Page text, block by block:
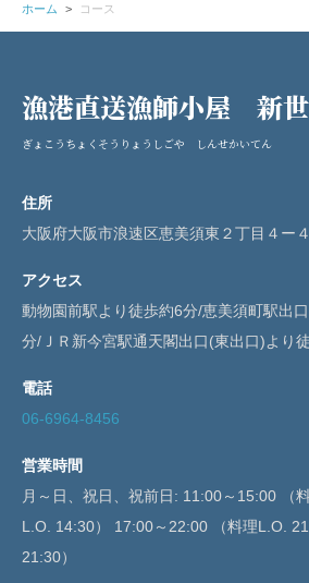
ホーム コース
漁港直送漁師小屋 新
ぎょこうちょくそうりょうしごや しんせかいてん
住所
大阪府大阪市浪速区恵美須東２丁目４ー４
アクセス
動物園前駅より徒歩約6分/恵美須町駅出
分/ＪＲ新今宮駅通天閣出口(東出口)より
電話
06-6964-8456
営業時間
月～日、祝日、祝前日: 11:00～15:00 （
L.O. 14:30） 17:00～22:00 （料理L.O.
21:30）